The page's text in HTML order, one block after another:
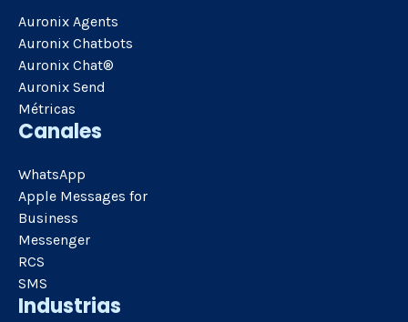
Auronix Agents
Auronix Chatbots
Auronix Chat®
Auronix Send
Métricas
Canales
WhatsApp
Apple Messages for
Business
Messenger
RCS
SMS
Industrias